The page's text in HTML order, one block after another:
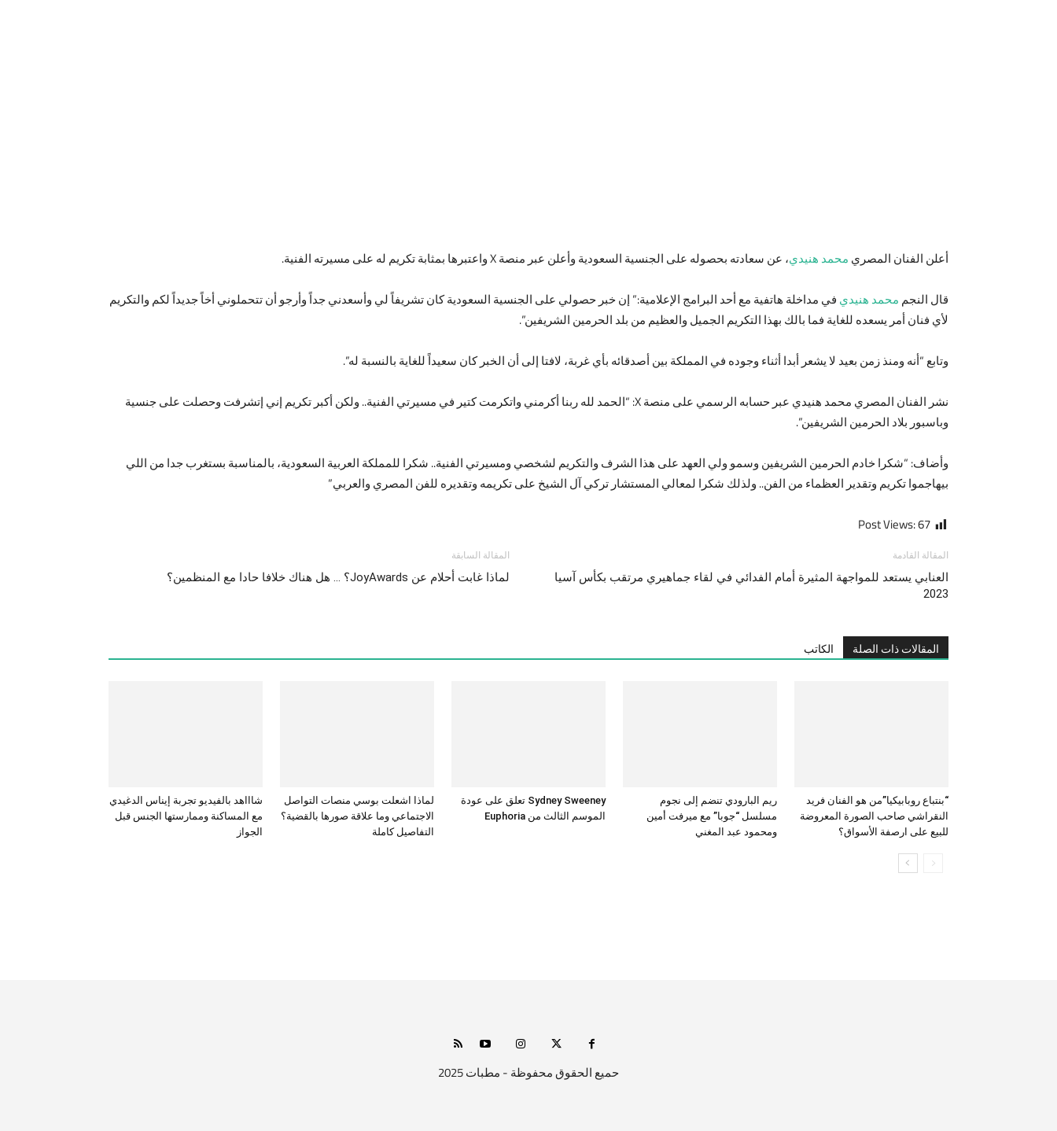
أعلن الفنان المصريمحمد هنيدي، عن سعادته بحصوله على الجنسية السعودية وأعلن عبر منصة X واعتبرها بمثابة تكريم له على مسيرته الفنية.
قال النجممحمد هنيديفي مداخلة هاتفية مع أحد البرامج الإعلامية:” إن خبر حصولي على الجنسية السعودية كان تشريفاً لي وأسعدني جداً وأرجو أن تتحملوني أخاً جديداً لكم والتكريم
لأي فنان أمر يسعده للغاية فما بالك بهذا التكريم الجميل والعظيم من بلد الحرمين الشريفين”.
وتابع “أنه ومنذ زمن بعيد لا يشعر أبدا أثناء وجوده في المملكة بين أصدقائه بأي غربة، لافتا إلى أن الخبر كان سعيداً للغاية بالنسبة له”.
نشر الفنان المصري محمد هنيدي عبر حسابه الرسمي على منصة X: “الحمد لله ربنا أكرمني واتكرمت كتير في مسيرتي الفنية.. ولكن أكبر تكريم إني إتشرفت وحصلت على جنسية
وباسبور بلاد الحرمين الشريفين”.
وأضاف: “شكرا خادم الحرمين الشريفين وسمو ولي العهد على هذا الشرف والتكريم لشخصي ومسيرتي الفنية.. شكرا للمملكة العربية السعودية، بالمناسبة بستغرب جدا من اللي
بيهاجموا تكريم وتقدير العظماء من الفن.. ولذلك شكرا لمعالي المستشار تركي آل الشيخ على تكريمه وتقديره للفن المصري والعربي”
Post Views:67
المقالة السابقة
لماذا غابت أحلام عن JoyAwards؟ … هل هناك خلافا حادا مع المنظمين؟
المقالة القادمة
العنابي يستعد للمواجهة المثيرة أمام الفدائي في لقاء جماهيري مرتقب بكأس آسيا
2023
المقالات ذات الصلة الكاتب
شاااهد بالفيديو تجربة إيناس الدغيدي
مع المساكنة وممارستها الجنس قبل
الجواز
لماذا اشعلت بوسي منصات التواصل
الاجتماعي وما علاقة صورها بالقضية؟
التفاصيل كاملة
Sydney Sweeney تعلق على عودة
الموسم الثالث من Euphoria
ريم البارودي تنضم إلى نجوم
مسلسل “جوبا” مع ميرفت أمين
ومحمود عبد المغني
“بنتباع روبابيكيا”من هو الفنان فريد
النقراشي صاحب الصورة المعروضة
للبيع على ارصفة الأسواق؟
حميع الحقوق محفوظة - مطبات 2025